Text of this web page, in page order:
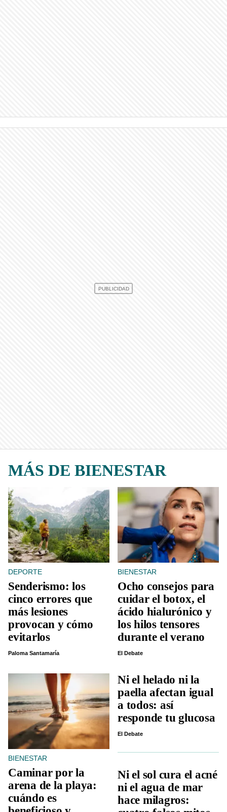
MÁS DE BIENESTAR
DEPORTE
Senderismo: los
cinco errores que
más lesiones
provocan y cómo
evitarlos
Paloma Santamaría
BIENESTAR
Ocho consejos para
cuidar el botox, el
ácido hialurónico y
los hilos tensores
durante el verano
El Debate
BIENESTAR
Caminar por la
arena de la playa:
cuándo es
Ni el helado ni la
paella afectan igual
a todos: así
responde tu glucosa
El Debate
Ni el sol cura el acné
ni el agua de mar
hace milagros: